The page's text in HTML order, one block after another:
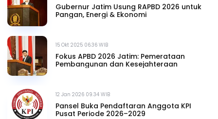
Gubernur Jatim Usung RAPBD 2026 untuk
Pangan, Energi & Ekonomi
15 Okt 2025 06.36 WIB
Fokus APBD 2026 Jatim: Pemerataan
Pembangunan dan Kesejahteraan
12 Jan 2026 09.34 WIB
Pansel Buka Pendaftaran Anggota KPI
Pusat Periode 2026–2029